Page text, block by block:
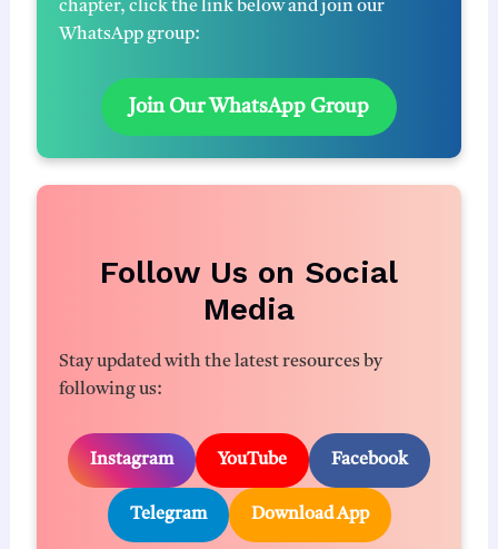
chapter, click the link below and join our
WhatsApp group:
Join Our WhatsApp Group
Follow Us on Social
Media
Stay updated with the latest resources by
following us:
Instagram YouTube Facebook
Telegram Download App